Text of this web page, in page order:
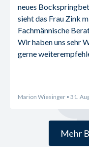
neues
sieht das Frau Zink
Fachmännische
Wir haben uns sehr
gerne
Marion Wiesinger • 31.
Mehr